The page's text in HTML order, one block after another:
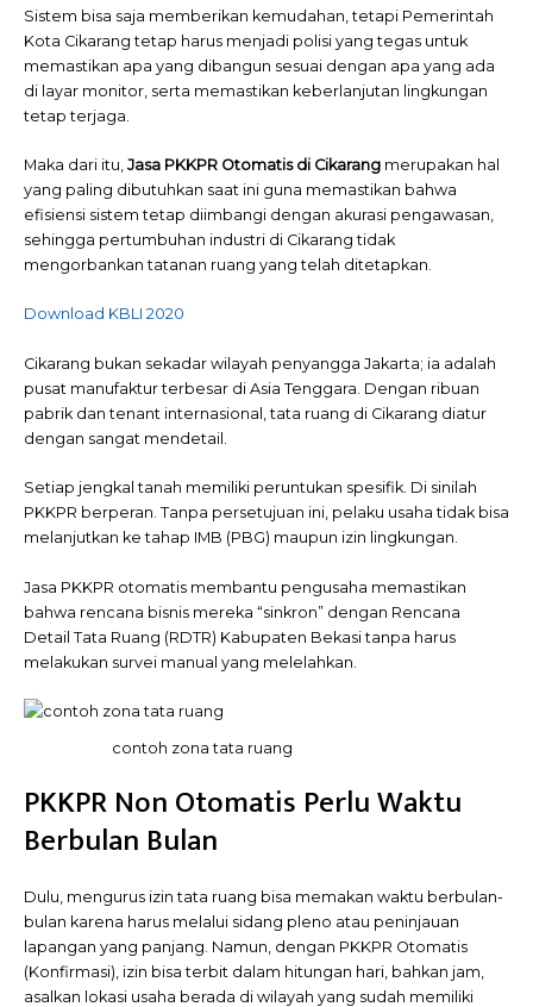
Sistem bisa saja memberikan kemudahan, tetapi Pemerintah
Kota Cikarang tetap harus menjadi polisi yang tegas untuk
memastikan apa yang dibangun sesuai dengan apa yang ada
di layar monitor, serta memastikan keberlanjutan lingkungan
tetap terjaga.
Maka dari itu, Jasa PKKPR Otomatis di Cikarang merupakan hal
yang paling dibutuhkan saat ini guna memastikan bahwa
efisiensi sistem tetap diimbangi dengan akurasi pengawasan,
sehingga pertumbuhan industri di Cikarang tidak
mengorbankan tatanan ruang yang telah ditetapkan.
Download KBLI 2020
Cikarang bukan sekadar wilayah penyangga Jakarta; ia adalah
pusat manufaktur terbesar di Asia Tenggara. Dengan ribuan
pabrik dan tenant internasional, tata ruang di Cikarang diatur
dengan sangat mendetail.
Setiap jengkal tanah memiliki peruntukan spesifik. Di sinilah
PKKPR berperan. Tanpa persetujuan ini, pelaku usaha tidak bisa
melanjutkan ke tahap IMB (PBG) maupun izin lingkungan.
Jasa PKKPR otomatis membantu pengusaha memastikan
bahwa rencana bisnis mereka “sinkron” dengan Rencana
Detail Tata Ruang (RDTR) Kabupaten Bekasi tanpa harus
melakukan survei manual yang melelahkan.
contoh zona tata ruang
PKKPR Non Otomatis Perlu Waktu
Berbulan Bulan
Dulu, mengurus izin tata ruang bisa memakan waktu berbulan-
bulan karena harus melalui sidang pleno atau peninjauan
lapangan yang panjang. Namun, dengan PKKPR Otomatis
(Konfirmasi), izin bisa terbit dalam hitungan hari, bahkan jam,
asalkan lokasi usaha berada di wilayah yang sudah memiliki